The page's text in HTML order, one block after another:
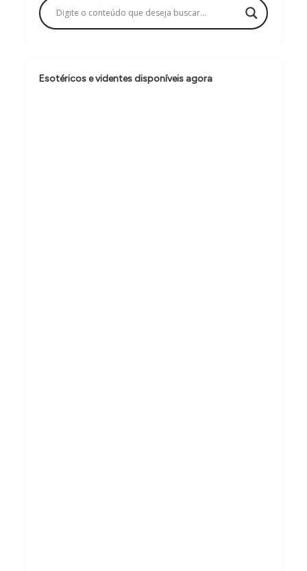
ç
ã
d
Esotéricos e videntes disponíveis agora